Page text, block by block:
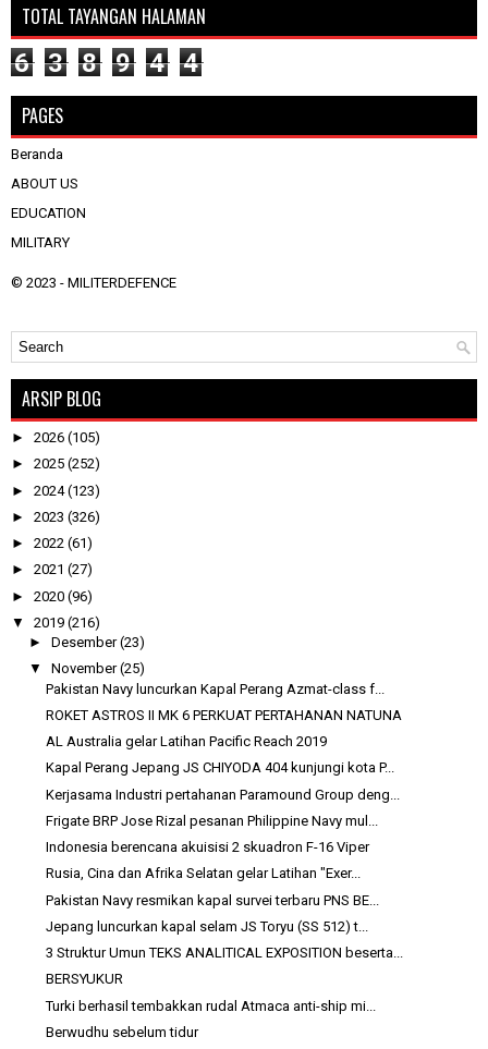
TOTAL TAYANGAN HALAMAN
6 3 8 9 4 4
PAGES
Beranda
ABOUT US
EDUCATION
MILITARY
© 2023 - MILITERDEFENCE
ARSIP BLOG
► 2026 (105)
► 2025 (252)
► 2024(123)
► 2023 (326)
► 2022 (61)
► 2021 (27)
► 2020 (96)
▼ 2019 (216)
► Desember(23)
▼ November(25)
Pakistan Navy luncurkan Kapal Perang Azmat-class f...
ROKET ASTROS II MK 6 PERKUAT PERTAHANAN NATUNA
AL Australia gelar Latihan Pacific Reach 2019
Kapal Perang Jepang JS CHIYODA 404 kunjungi kota P...
Kerjasama Industri pertahanan Paramound Group deng...
Frigate BRP Jose Rizal pesanan Philippine Navy mul...
Indonesia berencana akuisisi 2 skuadron F-16 Viper
Rusia, Cina dan Afrika Selatan gelar Latihan "Exer...
Pakistan Navy resmikan kapal survei terbaru PNS BE...
Jepang luncurkan kapal selam JS Toryu (SS 512) t...
3 Struktur Umun TEKS ANALITICAL EXPOSITION beserta...
BERSYUKUR
Turki berhasil tembakkan rudal Atmaca anti-ship mi...
Berwudhu sebelum tidur